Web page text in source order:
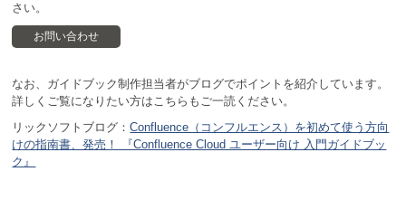
さい。
お問い合わせ
なお、ガイドブック制作担当者がブログでポイントを紹介しています。
詳しくご覧になりたい方はこちらもご一読ください。
リックソフトブログ：Confluence（コンフルエンス）を初めて使う方向
けの指南書、発売！ 『Confluence Cloud ユーザー向け 入門ガイドブッ
ク』